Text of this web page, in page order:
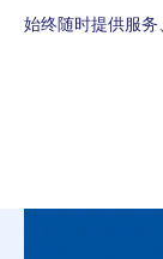
始终随时提供服务